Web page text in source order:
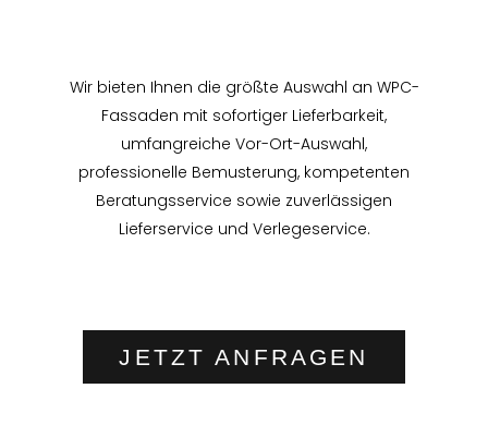
Wir bieten Ihnen die größte Auswahl an WPC-
Fassaden mit sofortiger Lieferbarkeit,
umfangreiche Vor-Ort-Auswahl,
professionelle Bemusterung, kompetenten
Beratungsservice sowie zuverlässigen
Lieferservice und Verlegeservice.
JETZT ANFRAGEN